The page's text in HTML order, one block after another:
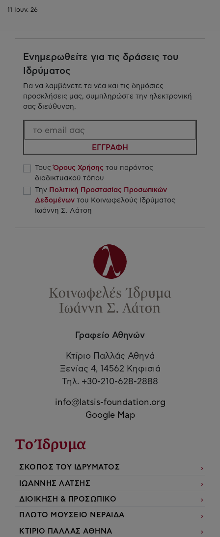
11 Ιουν. 26
Ενημερωθείτε για τις δράσεις του
Ιδρύματος
Για να λαμβάνετε τα νέα και τις δημόσιες
προσκλήσεις μας, συμπληρώστε την ηλεκτρονική
σας διεύθυνση.
ΕΓΓΡΑΦΗ
ΤουςΌρους Χρήσης του παρόντος
διαδικτυακού τόπου
Την Πολιτική Προστασίας Προσωπικών
Δεδομένων του Κοινωφελούς Ιδρύματος
Ιωάννη Σ. Λάτση
Γραφείο Αθηνών
Κτίριο Παλλάς Αθηνά
Ξενίας 4, 14562 Κηφισιά
Τηλ. +30-210-628-2888
info@latsis-foundation.org
Google Map
Το Ίδρυμα
ΣΚΟΠΟΣ ΤΟΥ ΙΔΡΥΜΑΤΟΣ
ΙΩΑΝΝΗΣ ΛΑΤΣΗΣ
ΔΙΟΙΚΗΣΗ & ΠΡΟΣΩΠΙΚΟ
ΠΛΩΤΟ ΜΟΥΣΕΙΟ ΝΕΡΑΙΔΑ
ΚΤΙΡΙΟ ΠΑΛΛΑΣ ΑΘΗΝΑ